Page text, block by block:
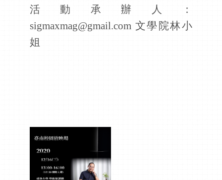
活動承辦人：
sigmaxmag@gmail.com 文學院林小
姐